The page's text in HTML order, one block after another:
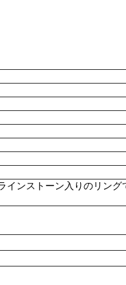
ンストーン入りのリング